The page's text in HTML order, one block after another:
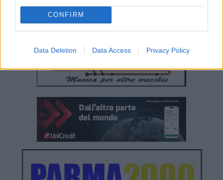
CONFIRM
Data Deletion Data Access Privacy Policy